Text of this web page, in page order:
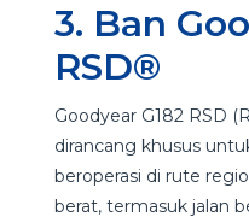
3. Ban
RSD®
Goodyear G182 RSD
dirancang khusus
beroperasi di rute
berat, termasuk jalan